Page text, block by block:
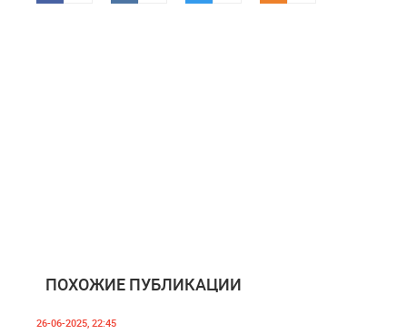
ПОХОЖИЕ ПУБЛИКАЦИИ
26-06-2025, 22:45